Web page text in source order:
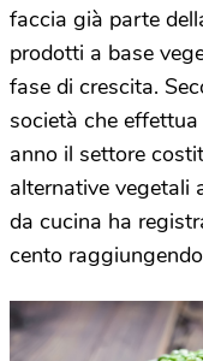
faccia già parte
prodotti a base
fase di crescita.
società che
anno il settore
alternative vegetali
da cucina ha
cento